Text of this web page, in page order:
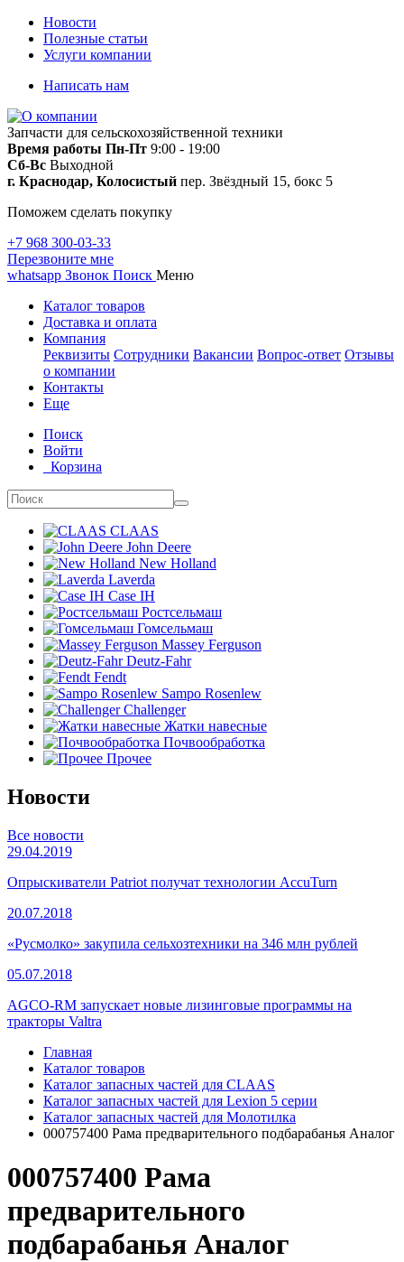
Новости
Полезные статьи
Услуги компании
Написать нам
Запчасти для сельскохозяйственной техники
Время работы Пн-Пт 9:00 - 19:00
Сб-Вс Выходной
г. Краснодар, Колосистый пер. Звёздный 15, бокс 5
Поможем сделать покупку
+7 968 300-03-33
Перезвоните мне
whatsapp Звонок Поиск Меню
Каталог товаров
Доставка и оплата
Компания
Реквизиты Сотрудники Вакансии Вопрос-ответ Отзывы
о компании
Контакты
Еще
Поиск
Войти
Корзина
CLAAS
John Deere
New Holland
Laverda
Case IH
Ростсельмаш
Гомсельмаш
Massey Ferguson
Deutz-Fahr
Fendt
Sampo Rosenlew
Challenger
Жатки навесные
Почвообработка
Прочее
Новости
Все новости
29.04.2019
Опрыскиватели Patriot получат технологии AccuTurn
20.07.2018
«Русмолко» закупила сельхозтехники на 346 млн рублей
05.07.2018
AGCO-RM запускает новые лизинговые программы на
тракторы Valtra
Главная
Каталог товаров
Каталог запасных частей для CLAAS
Каталог запасных частей для Lexion 5 серии
Каталог запасных частей для Молотилка
000757400 Рама предварительного подбарабанья Аналог
000757400 Рама
предварительного
подбарабанья Аналог